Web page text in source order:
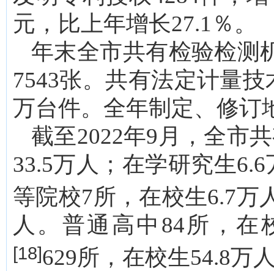
元，比上年增长27.1％。
年末全市共有检验检测
7543张。共有法定计量
万台件。全年制定、修订
截至2022年9月，全市
33.5万人；在学研究生
等院校7所，在校生6.7万
人。普通高中84所，在
[18]629所，在校生54.8万